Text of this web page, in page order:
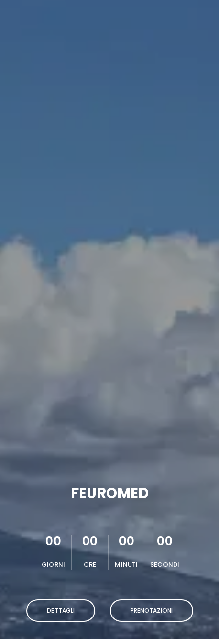
FEUROMED
00
GIORNI
00
ORE
00
MINUTI
00
SECONDI
DETTAGLI PRENOTAZIONI